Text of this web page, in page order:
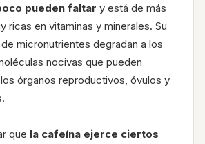
pueden faltar y está de más
ricas en vitaminas y minerales. Su
micronutrientes degradan a los
nocivas que pueden
órganos reproductivos, óvulos y
que la cafeína ejerce ciertos